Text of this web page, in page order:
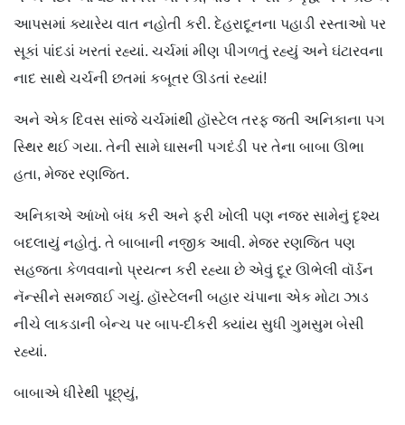
આપસમાં ક્યારેય વાત નહોતી કરી. દેહરાદૂનના પહાડી રસ્તાઓ પર
સૂકાં પાંદડાં ખરતાં રહ્યાં. ચર્ચમાં મીણ પીગળતું રહ્યું અને ઘંટારવના
નાદ સાથે ચર્ચની છતમાં કબૂતર ઊડતાં રહ્યાં!
અને એક દિવસ સાંજે ચર્ચમાંથી હૉસ્ટેલ તરફ જતી અનિકાના પગ
સ્થિર થઈ ગયા. તેની સામે ઘાસની પગદંડી પર તેના બાબા ઊભા
હતા, મેજર રણજિત.
અનિકાએ આંખો બંધ કરી અને ફરી ખોલી પણ નજર સામેનું દૃશ્ય
બદલાયું નહોતું. તે બાબાની નજીક આવી. મેજર રણજિત પણ
સહજતા કેળવવાનો પ્રયત્ન કરી રહ્યા છે એવું દૂર ઊભેલી વૉર્ડન
નૅન્સીને સમજાઈ ગયું. હૉસ્ટેલની બહાર ચંપાના એક મોટા ઝાડ
નીચે લાકડાની બેન્ચ પર બાપ-દીકરી ક્યાંય સુધી ગુમસુમ બેસી
રહ્યાં.
બાબાએ ધીરેથી પૂછ્યું,